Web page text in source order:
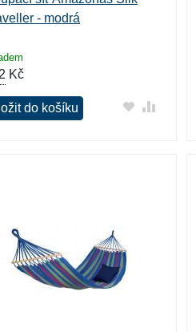
- modrá
Kč
do košíku